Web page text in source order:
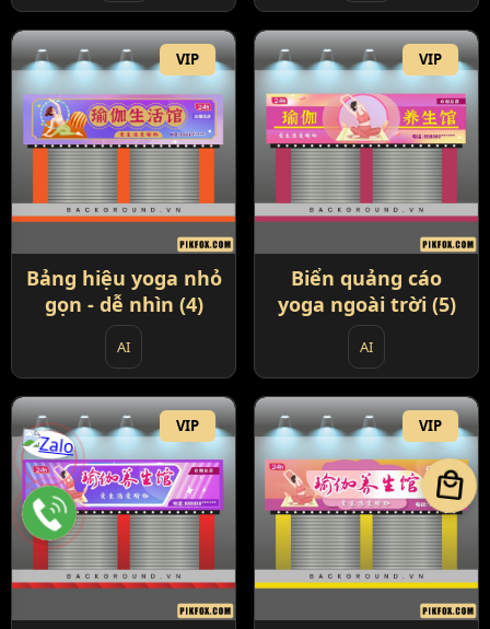
VIP
Bảng hiệu yoga nhỏ
gọn - dễ nhìn (4)
AI
VIP
Biển quảng cáo
yoga ngoài trời (5)
AI
VIP VIP
local_mall